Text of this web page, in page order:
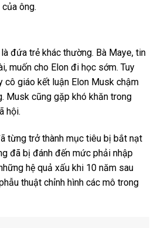
ông.
đứa trẻ khác thường. Bà Maye, tin
muốn cho Elon đi học sớm. Tuy
cô giáo kết luận Elon Musk chậm
Musk cũng gặp khó khăn trong
hội.
từng trở thành mục tiêu bị bắt nạt
đã bị đánh đến mức phải nhập
hệ quả xấu khi 10 năm sau
thuật chỉnh hình các mô trong